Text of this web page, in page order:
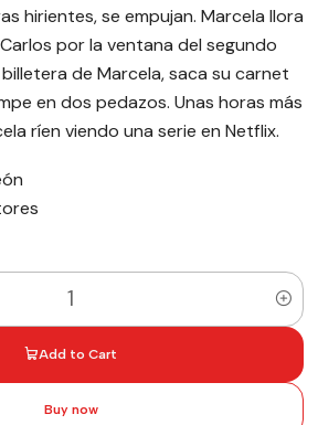
hirientes, se empujan. Marcela llora
por la ventana del segundo
de Marcela, saca su carnet
en dos pedazos. Unas horas más
ríen viendo una serie en Netflix.
Add to Cart
Buy now